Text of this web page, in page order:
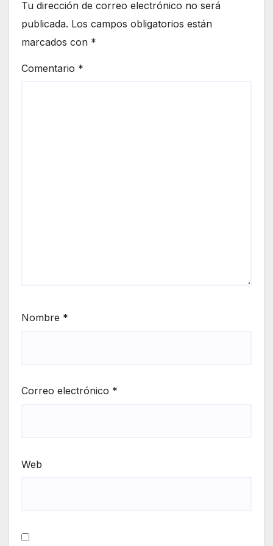
Tu dirección de correo electrónico no será
publicada. Los campos obligatorios están
marcados con *
Comentario *
Nombre *
Correo electrónico *
Web